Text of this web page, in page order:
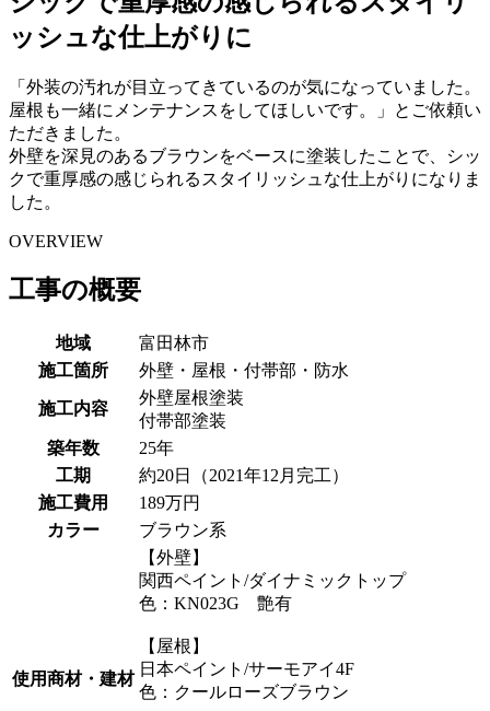
ッシュな仕上がりに
「外装の汚れが目立ってきているのが気になっていました。
屋根も一緒にメンテナンスをしてほしいです。」とご依頼い
ただきました。
外壁を深見のあるブラウンをベースに塗装したことで、シッ
クで重厚感の感じられるスタイリッシュな仕上がりになりま
した。
OVERVIEW
工事の概要
地域
富田林市
施工箇所
外壁・屋根・付帯部・防水
施工内容
外壁屋根塗装
付帯部塗装
築年数
25年
工期
約20日（2021年12月完工）
施工費用
189万円
カラー
ブラウン系
使用商材・建材
【外壁】
関西ペイント/ダイナミックトップ
色：KN023G 艶有
【屋根】
日本ペイント/サーモアイ4F
色：クールローズブラウン